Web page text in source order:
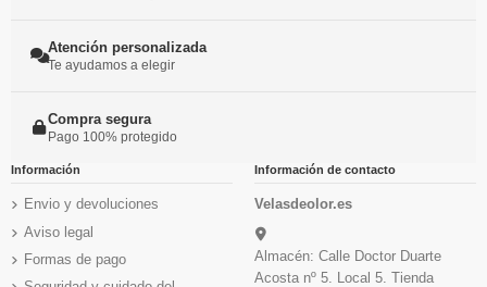
Atención personalizada
Te ayudamos a elegir
Compra segura
Pago 100% protegido
Información
Envio y devoluciones
Aviso legal
Formas de pago
Información de contacto
Velasdeolor.es
Almacén: Calle Doctor Duarte
Acosta nº 5. Local 5. Tienda